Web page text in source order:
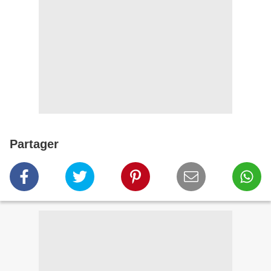
Partager